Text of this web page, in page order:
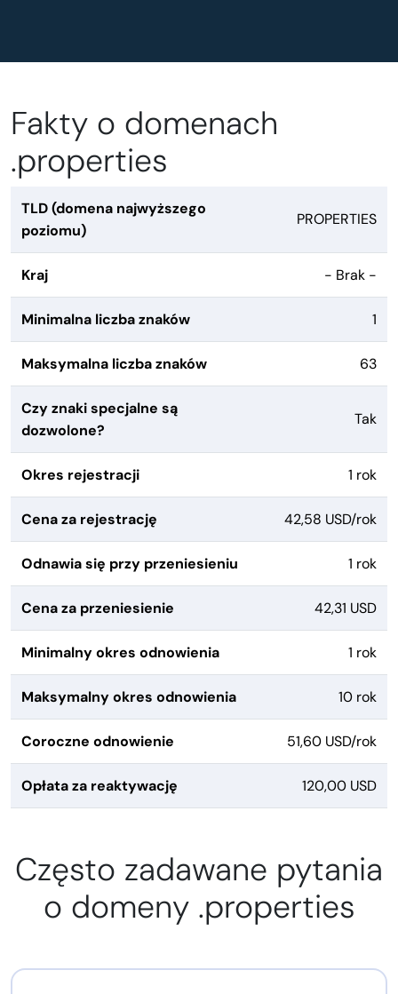
Fakty o domenach
.properties
TLD (domena najwyższego
poziomu)
PROPERTIES
Kraj - Brak -
Minimalna liczba znaków 1
Maksymalna liczba znaków 63
Czy znaki specjalne są
dozwolone?
Tak
Okres rejestracji 1 rok
Cena za rejestrację 42,58 USD/rok
Odnawia się przy przeniesieniu 1 rok
Cena za przeniesienie 42,31 USD
Minimalny okres odnowienia 1 rok
Maksymalny okres odnowienia 10 rok
Coroczne odnowienie 51,60 USD/rok
Opłata za reaktywację 120,00 USD
Często zadawane pytania
o domeny .properties